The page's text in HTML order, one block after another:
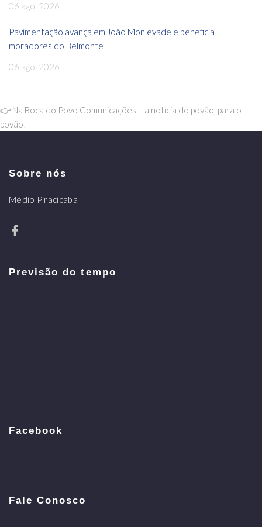
06 ago, 2026
Pavimentação avança em João Monlevade e beneficia
moradores do Belmonte
06 ago, 2026
👉 Na Boca do Povo Comunicações – a notícia do povão, para o
povão!
Sobre nós
Médio Piracicaba
Previsão do tempo
Facebook
Fale Conosco